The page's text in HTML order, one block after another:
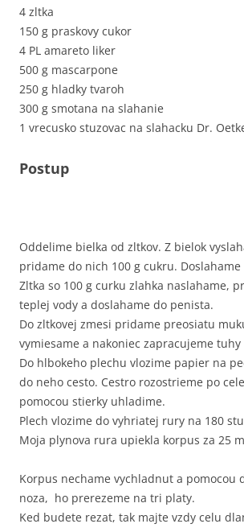
4 zltka
150 g praskovy cukor
4 PL amareto liker
500 g mascarpone
250 g hladky tvaroh
300 g smotana na slahanie
1 vrecusko stuzovac na slahacku Dr.
Postup
Oddelime bielka od zltkov. Z bielok
pridame do nich 100 g cukru.
Zltka so 100 g curku zlahka naslahame,
teplej vody a doslahame do penista.
Do zltkovej zmesi pridame preosiatu
vymiesame a nakoniec zapracujeme tuhy
Do hlbokeho plechu vlozime papier na
do neho cesto. Cestro rozostrieme po
pomocou stierky uhladime.
Plech vlozime do vyhriatej rury na 180
Moja plynova rura upiekla korpus za 25
Korpus nechame vychladnut a pomocou
noza, ho prerezeme na tri platy.
Ked budete rezat, tak majte vzdy celu